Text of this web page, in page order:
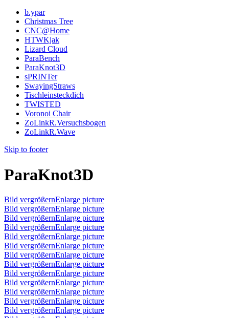
b.ypar
Christmas Tree
CNC@Home
HTWKjak
Lizard Cloud
ParaBench
ParaKnot3D
sPRINTer
SwayingStraws
Tischleinsteckdich
TWISTED
Voronoi Chair
ZoLinkR.Versuchsbogen
ZoLinkR.Wave
Skip to footer
ParaKnot3D
Bild vergrößernEnlarge picture
Bild vergrößernEnlarge picture
Bild vergrößernEnlarge picture
Bild vergrößernEnlarge picture
Bild vergrößernEnlarge picture
Bild vergrößernEnlarge picture
Bild vergrößernEnlarge picture
Bild vergrößernEnlarge picture
Bild vergrößernEnlarge picture
Bild vergrößernEnlarge picture
Bild vergrößernEnlarge picture
Bild vergrößernEnlarge picture
Bild vergrößernEnlarge picture